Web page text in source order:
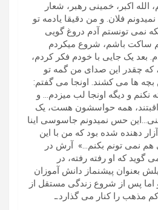
اکبر، خمینی رهبر، شعار
فلان. و من دقیقا یادمه تو
نمی تونستم آدم دروغ گویی
ساکت باشم، شروع میکردم
بعد یک جایی با خودم فکر کردم،
چقدر این صدای من گمه تو
بچه ها می کشند. اونجا می گفتم:
و دیگه اونجا لب میزدم… و
همه حواسشون هست، یک
حس نمیدونم جاسوسی اینا
دهنده شده بود که من با این
هم نمی تونم بکنم…» آرش در
گوید که او رفته رفته، در
بعنوان پیشنماز دانش آموزان
پس از شروع زندگی مستقل از
مذهب را کنار می گذارد.ـ